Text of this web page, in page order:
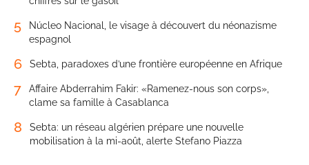
5
Núcleo Nacional, le visage à découvert du néonazisme
espagnol
6 Sebta, paradoxes d’une frontière européenne en Afrique
7
Affaire Abderrahim Fakir: «Ramenez-nous son corps»,
clame sa famille à Casablanca
8
Sebta: un réseau algérien prépare une nouvelle
mobilisation à la mi-août, alerte Stefano Piazza